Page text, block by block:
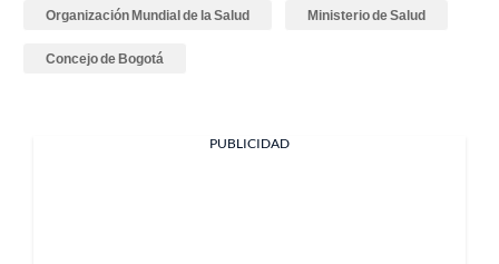
Organización Mundial de la Salud Ministerio de Salud
Concejo de Bogotá
PUBLICIDAD